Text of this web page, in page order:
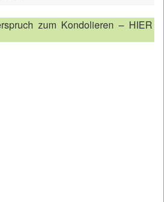
zum Kondolieren – HIER